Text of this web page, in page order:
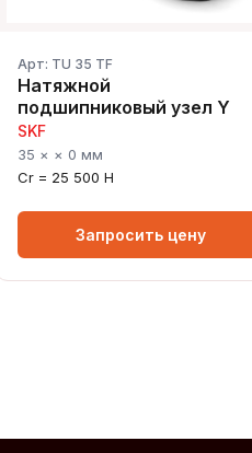
Арт: TU 35 TF
Натяжной
подшипниковый узел Y
SKF
35 × × 0 мм
Cr = 25 500 Н
Запросить цену
Сергей — первый в
Онлайн · отвечает мгновенно